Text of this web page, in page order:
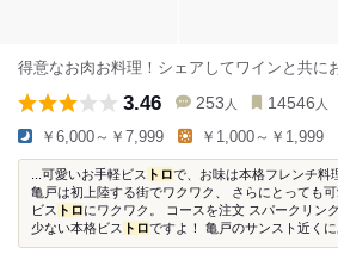
得意なお肉お料理！シェアしてワインと共に
3.46 253 人 14546 人
￥6,000～￥7,999 ￥1,000～￥1,999
...可愛いお手軽ビス トロで、お味は本格フレンチ料
亀戸は初上陸する街でワクワク、 さらにとっても
ビス トロにワクワク。 コースを注文 スパークリン
少ない本格ビス トロですよ！ 亀戸のサンスト近くに